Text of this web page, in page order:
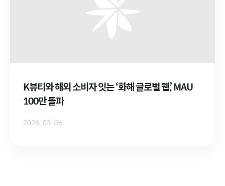
K뷰티와 해외 소비자 잇는 ‘화해 글로벌 웹’, MAU
100만 돌파
2026. 03. 06